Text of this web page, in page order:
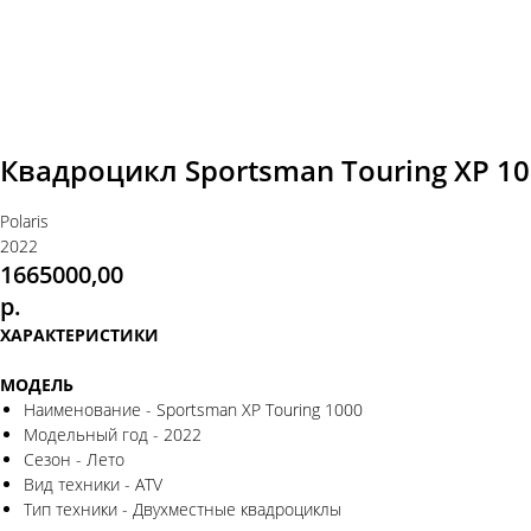
Квадроцикл Sportsman Touring XP
Polaris
2022
1665000,00
р.
ХАРАКТЕРИСТИКИ
МОДЕЛЬ
Наименование - Sportsman XP Touring 1000
Модельный год - 2022
Сезон - Лето
Вид техники - ATV
Тип техники - Двухместные квадроциклы